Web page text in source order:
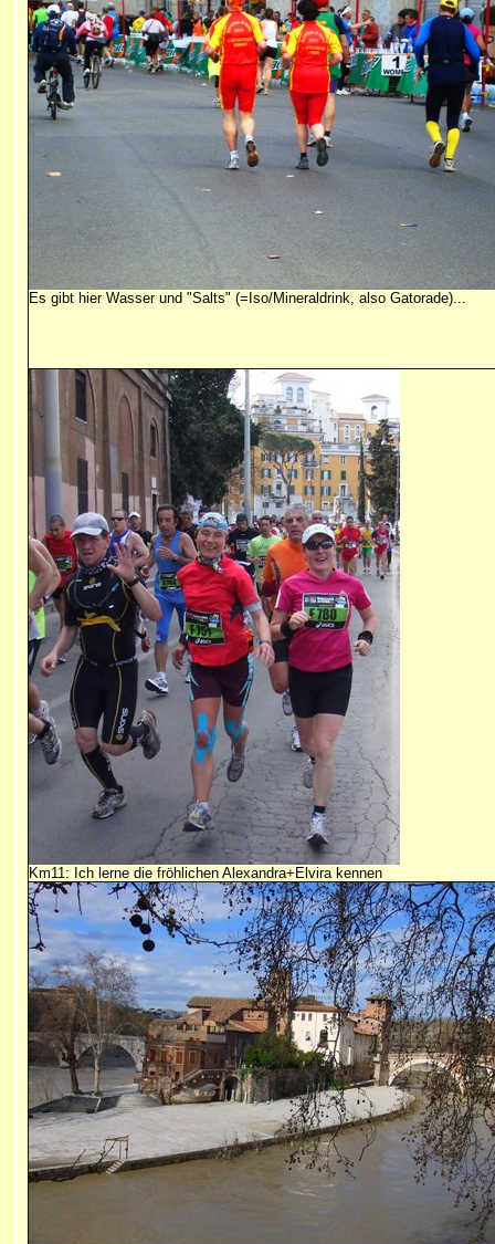
Es gibt hier Wasser und "Salts" (=Iso/Mineraldrink, also Gatorade)...
Km11: Ich lerne die fröhlichen Alexandra+Elvira kennen